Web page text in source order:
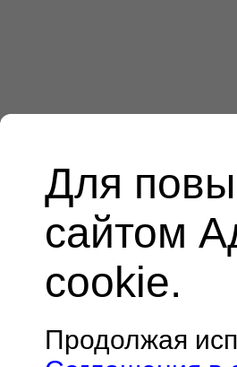
Для
сайтом
cookie.
Продолжая